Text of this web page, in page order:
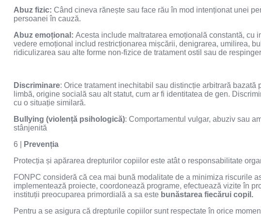
Abuz fizic: Când cineva rănește sau face rău în mod intenționat unei
persoanei în cauză.
Abuz emoțional: Acesta include maltratarea emoțională constantă,
vedere emoțional includ restricționarea mișcării, denigrarea, umilirea,
ridiculizarea sau alte forme non-fizice de tratament ostil sau de
Discriminare: Orice tratament inechitabil sau distincție arbitrară
limbă, origine socială sau alt statut, cum ar fi identitatea de gen.
cu o situație similară.
Bullying (violență psihologică): Comportamentul vulgar, abuziv sau
stânjenită
6 |
Prevenția
Protecția și apărarea drepturilor copiilor este atât o responsabilitate
FONPC consideră că cea mai bună modalitate de a minimiza riscurile
implementează proiecte, coordonează programe, efectuează vizite în
instituții preocuparea primordială a sa este bunăstarea fiecărui copil.
Pentru a se asigura că drepturile copiilor sunt respectate în orice